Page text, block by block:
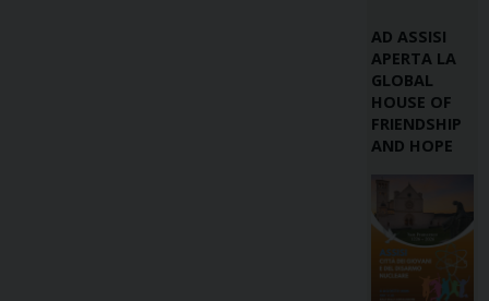
AD ASSISI
APERTA LA
GLOBAL
HOUSE OF
FRIENDSHIP
AND HOPE